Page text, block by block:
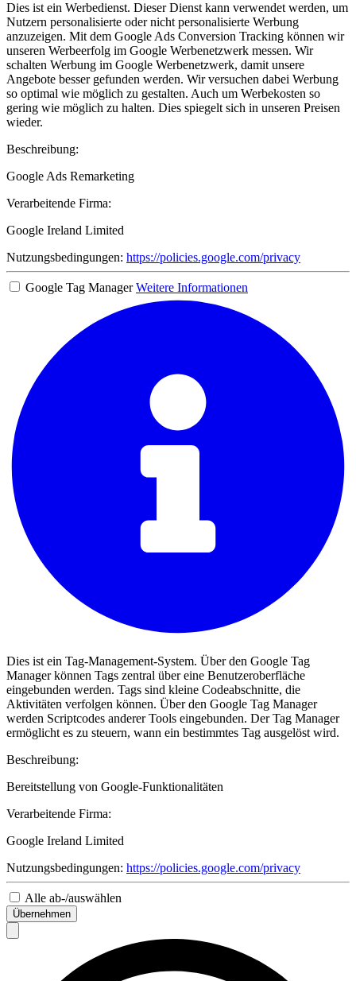
Dies ist ein Werbedienst. Dieser Dienst kann verwendet werden, um
Nutzern personalisierte oder nicht personalisierte Werbung
anzuzeigen. Mit dem Google Ads Conversion Tracking können wir
unseren Werbeerfolg im Google Werbenetzwerk messen. Wir
schalten Werbung im Google Werbenetzwerk, damit unsere
Angebote besser gefunden werden. Wir versuchen dabei Werbung
so optimal wie möglich zu gestalten. Auch um Werbekosten so
gering wie möglich zu halten. Dies spiegelt sich in unseren Preisen
wieder.
Beschreibung:
Google Ads Remarketing
Verarbeitende Firma:
Google Ireland Limited
Nutzungsbedingungen: https://policies.google.com/privacy
Google Tag Manager Weitere Informationen
Dies ist ein Tag-Management-System. Über den Google Tag
Manager können Tags zentral über eine Benutzeroberfläche
eingebunden werden. Tags sind kleine Codeabschnitte, die
Aktivitäten verfolgen können. Über den Google Tag Manager
werden Scriptcodes anderer Tools eingebunden. Der Tag Manager
ermöglicht es zu steuern, wann ein bestimmtes Tag ausgelöst wird.
Beschreibung:
Bereitstellung von Google-Funktionalitäten
Verarbeitende Firma:
Google Ireland Limited
Nutzungsbedingungen: https://policies.google.com/privacy
Alle ab-/auswählen
Übernehmen